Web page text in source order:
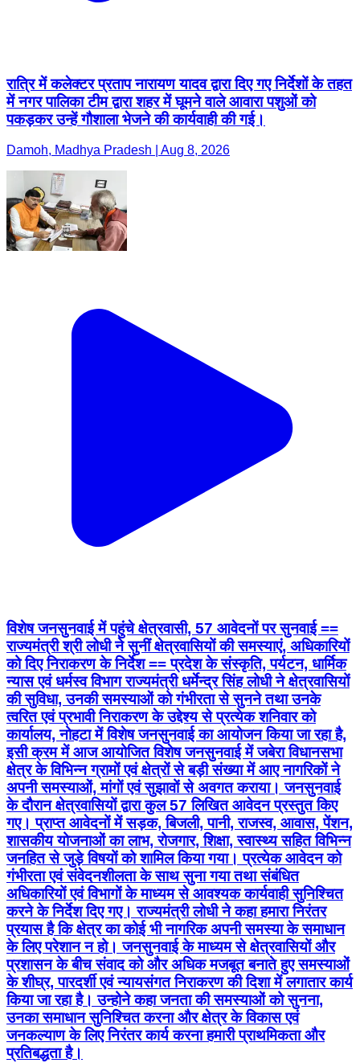
रात्रि में कलेक्टर प्रताप नारायण यादव द्वारा दिए गए निर्देशों के तहत
में नगर पालिका टीम द्वारा शहर में घूमने वाले आवारा पशुओं को
पकड़कर उन्हें गौशाला भेजने की कार्यवाही की गई।
Damoh, Madhya Pradesh | Aug 8, 2026
विशेष जनसुनवाई में पहुंचे क्षेत्रवासी, 57 आवेदनों पर सुनवाई ==
राज्यमंत्री श्री लोधी ने सुनीं क्षेत्रवासियों की समस्याएं, अधिकारियों
को दिए निराकरण के निर्देश == प्रदेश के संस्कृति, पर्यटन, धार्मिक
न्यास एवं धर्मस्व विभाग राज्यमंत्री धर्मेन्द्र सिंह लोधी ने क्षेत्रवासियों
की सुविधा, उनकी समस्याओं को गंभीरता से सुनने तथा उनके
त्वरित एवं प्रभावी निराकरण के उद्देश्य से प्रत्येक शनिवार को
कार्यालय, नोहटा में विशेष जनसुनवाई का आयोजन किया जा रहा है,
इसी क्रम में आज आयोजित विशेष जनसुनवाई में जबेरा विधानसभा
क्षेत्र के विभिन्न ग्रामों एवं क्षेत्रों से बड़ी संख्या में आए नागरिकों ने
अपनी समस्याओं, मांगों एवं सुझावों से अवगत कराया। जनसुनवाई
के दौरान क्षेत्रवासियों द्वारा कुल 57 लिखित आवेदन प्रस्तुत किए
गए। प्राप्त आवेदनों में सड़क, बिजली, पानी, राजस्व, आवास, पेंशन,
शासकीय योजनाओं का लाभ, रोजगार, शिक्षा, स्वास्थ्य सहित विभिन्न
जनहित से जुड़े विषयों को शामिल किया गया। प्रत्येक आवेदन को
गंभीरता एवं संवेदनशीलता के साथ सुना गया तथा संबंधित
अधिकारियों एवं विभागों के माध्यम से आवश्यक कार्यवाही सुनिश्चित
करने के निर्देश दिए गए। राज्यमंत्री लोधी ने कहा हमारा निरंतर
प्रयास है कि क्षेत्र का कोई भी नागरिक अपनी समस्या के समाधान
के लिए परेशान न हो। जनसुनवाई के माध्यम से क्षेत्रवासियों और
प्रशासन के बीच संवाद को और अधिक मजबूत बनाते हुए समस्याओं
के शीघ्र, पारदर्शी एवं न्यायसंगत निराकरण की दिशा में लगातार कार्य
किया जा रहा है। उन्होने कहा जनता की समस्याओं को सुनना,
उनका समाधान सुनिश्चित करना और क्षेत्र के विकास एवं
जनकल्याण के लिए निरंतर कार्य करना हमारी प्राथमिकता और
प्रतिबद्धता है।